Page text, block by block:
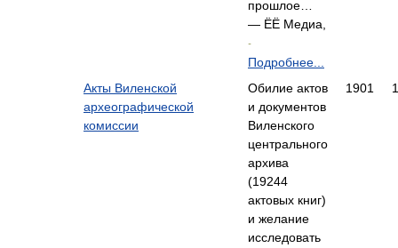
прошлое…
— ЁЁ Медиа,
-
Подробнее...
Акты Виленской
археографической
комиссии
Обилие актов
и документов
Виленского
центрального
архива
(19244
актовых книг)
и желание
исследовать
1901